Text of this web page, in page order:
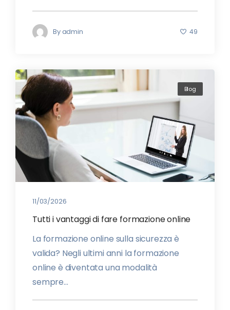
Byadmin 49
Blog
11/03/2026
Tutti i vantaggi di fare formazione online
La formazione online sulla sicurezza è
valida? Negli ultimi anni la formazione
online è diventata una modalità
sempre...